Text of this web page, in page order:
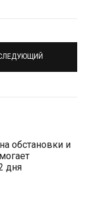
обстановки и
дня